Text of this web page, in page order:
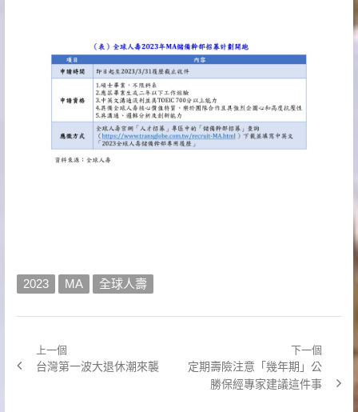
2023 MA 全球人壽
上一個
Previous
台灣第一波大退休潮來襲
下一個
Next
post:
定期壽險注意「幾年期」公
勝保經專家建議這件事